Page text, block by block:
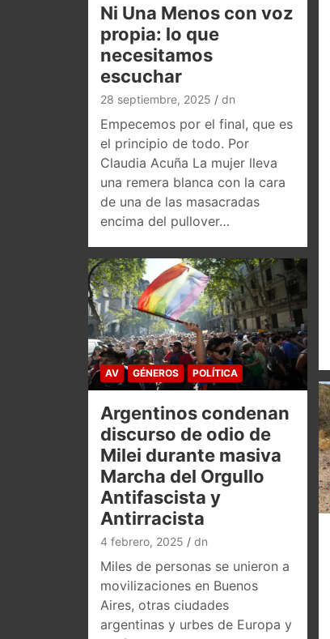
Ni Una Menos con voz
propia: lo que
necesitamos
escuchar
28 septiembre, 2025 dn
Empecemos por el final, que es
el principio de todo. Por
Claudia Acuña La mujer lleva
una remera blanca con la cara
de una de las masacradas
encima del pullover…
AV GÉNEROS POLÍTICA
Argentinos condenan
discurso de odio de
Milei durante masiva
Marcha del Orgullo
Antifascista y
Antirracista
4 febrero, 2025 dn
Miles de personas se unieron a
movilizaciones en Buenos
Aires, otras ciudades
argentinas y urbes de Europa y